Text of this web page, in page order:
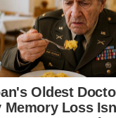
dijalankan.
mengikut Seksyen
atas
niat.